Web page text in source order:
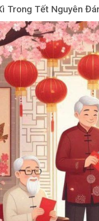
Trong Tết Nguyên